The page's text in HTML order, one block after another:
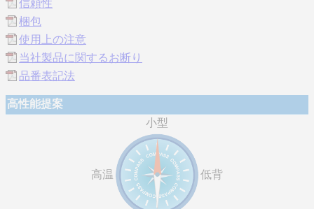
信頼性
梱包
使用上の注意
当社製品に関するお断り
品番表記法
高性能提案
小型
高温 低背